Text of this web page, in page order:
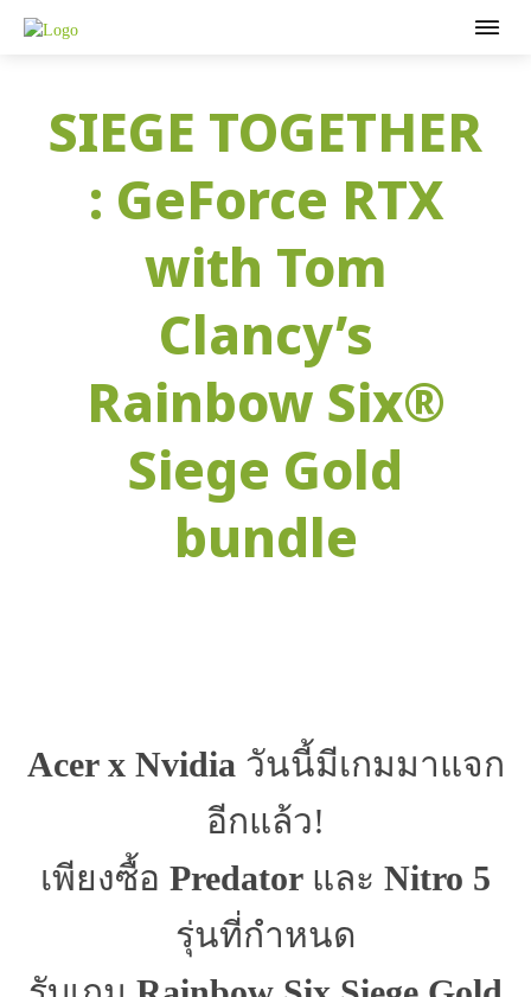
SIEGE TOGETHER
: GeForce RTX
with Tom
Clancy’s
Rainbow Six®
Siege Gold
bundle
Acer x Nvidia วันนี้มีเกมมาแจก
อีกแล้ว!
เพียงซื้อ Predator และ Nitro 5
รุ่นที่กำหนด